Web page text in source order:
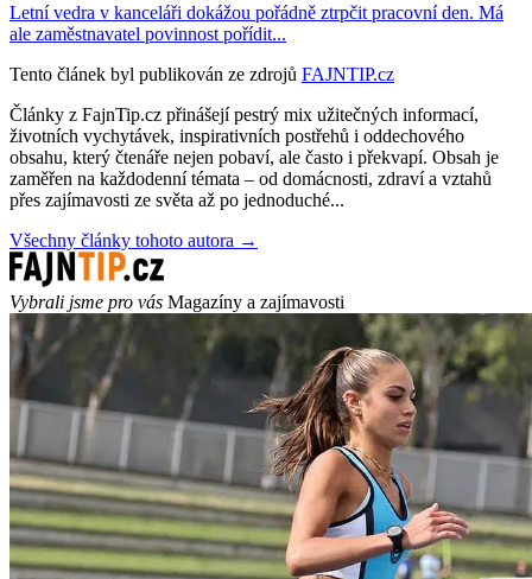
Letní vedra v kanceláři dokážou pořádně ztrpčit pracovní den. Má
ale zaměstnavatel povinnost pořídit...
Tento článek byl publikován ze zdrojů FAJNTIP.cz
Články z FajnTip.cz přinášejí pestrý mix užitečných informací,
životních vychytávek, inspirativních postřehů i oddechového
obsahu, který čtenáře nejen pobaví, ale často i překvapí. Obsah je
zaměřen na každodenní témata – od domácnosti, zdraví a vztahů
přes zajímavosti ze světa až po jednoduché...
Všechny články tohoto autora →
Vybrali jsme pro vás Magazíny a zajímavosti